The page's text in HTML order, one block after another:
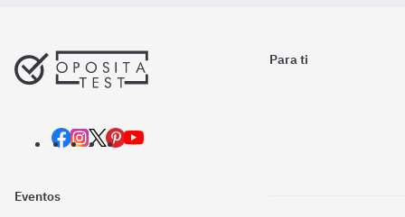
Para ti
Eventos